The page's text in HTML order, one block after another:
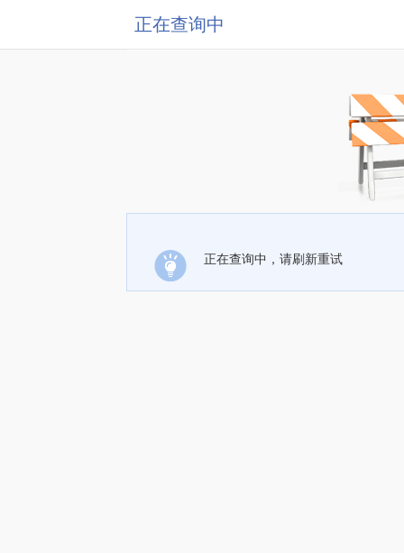
正在查询中
正在查询中，请刷新重试